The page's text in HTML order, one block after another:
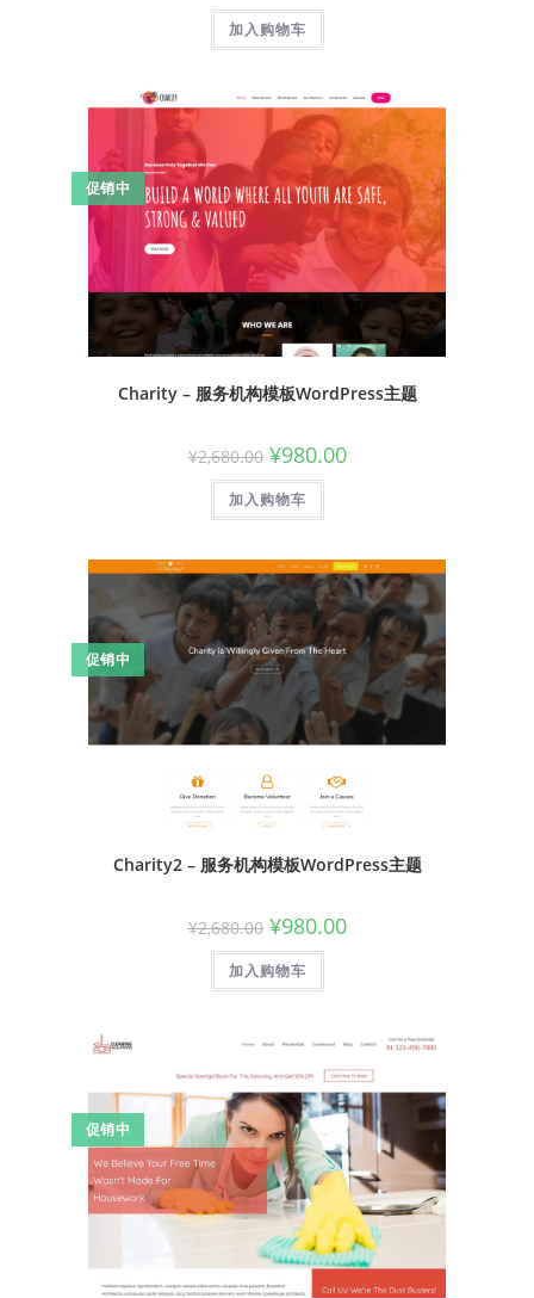
加入购物车
促销中
Charity – 服务机构模板WordPress主题
¥2,680.00 ¥980.00
加入购物车
促销中
Charity2 – 服务机构模板WordPress主题
¥2,680.00 ¥980.00
加入购物车
促销中